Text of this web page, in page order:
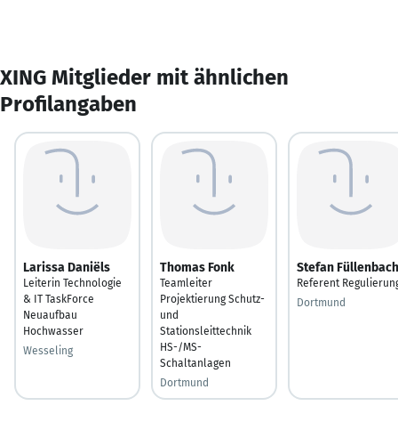
XING Mitglieder mit ähnlichen
Profilangaben
Larissa Daniëls
Leiterin Technologie
& IT TaskForce
Neuaufbau
Hochwasser
Wesseling
Thomas Fonk
Teamleiter
Projektierung Schutz-
und
Stationsleittechnik
HS-/MS-
Schaltanlagen
Dortmund
Stefan Füllenbach
Referent
Dortmund